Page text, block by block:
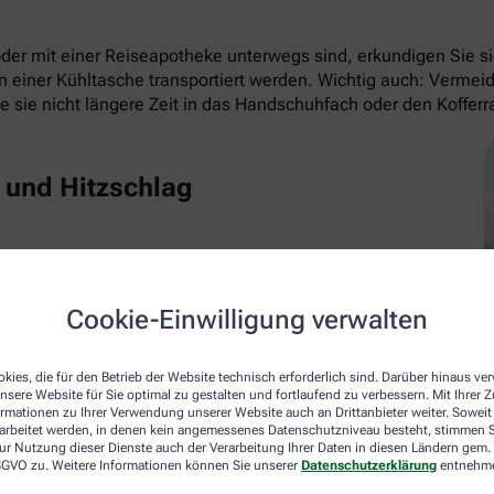
Cookie-Einwilligung verwalten
die für den Betrieb der Website technisch erforderlich sind. Darüber hinaus
Website für Sie optimal zu gestalten und fortlaufend zu verbessern. Mit Ihrer
zu Ihrer Verwendung unserer Website auch an Drittanbieter weiter. Soweit
werden, in denen kein angemessenes Datenschutzniveau besteht, stimmen
Nutzung dieser Dienste auch der Verarbeitung Ihrer Daten in diesen Ländern
zu. Weitere Informationen können Sie unserer Datenschutzerklärung
mit einer Reiseapotheke unterwegs sind, erkundigen Sie
Kühltasche transportiert werden. Wichtig auch:
sie nicht längere Zeit in das Handschuhfach oder den
Hitzschlag
Sonne auf den Bus warten müssen – und
sogar Hitzschlag sind die großen
Schwindel und Übelkeit zur Folge. So
sich in ein kühles Zimmer legen. Ausruhen und
und kann lebensbedrohlich sein. Dabei steigt die
So reagieren Sie richtig: Sofort den Notarzt rufen.
mit kühlen Umschlägen) und ihn dazu zu bewegen, kaltes